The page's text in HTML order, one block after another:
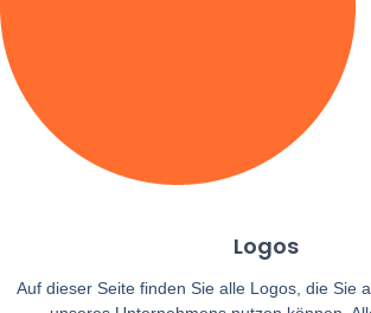
Logos
Auf dieser Seite finden Sie alle Logos, die Sie